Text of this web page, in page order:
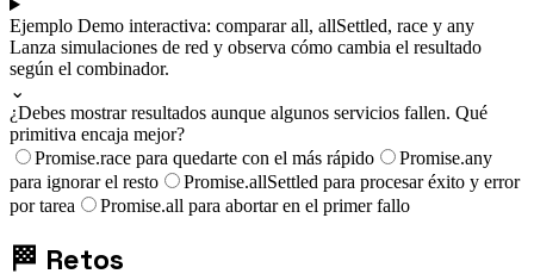
Ejemplo Demo interactiva: comparar all, allSettled, race y any
Lanza simulaciones de red y observa cómo cambia el resultado
según el combinador.
⌄
¿Debes mostrar resultados aunque algunos servicios fallen. Qué
primitiva encaja mejor?
Promise.race para quedarte con el más rápido
Promise.any
para ignorar el resto
Promise.allSettled para procesar éxito y error
por tarea
Promise.all para abortar en el primer fallo
🏁 Retos